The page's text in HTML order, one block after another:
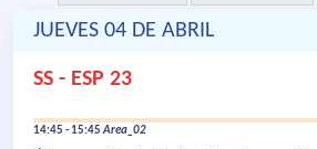
JUEVES 04 DE ABRIL
SS - ESP 23
14:45 - 15:45Area_02